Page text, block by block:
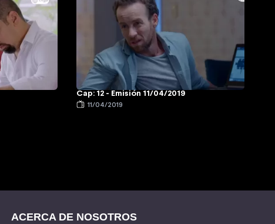
Cap: 12 - Emisión 11/04/2019
11/04/2019
ACERCA DE NOSOTROS